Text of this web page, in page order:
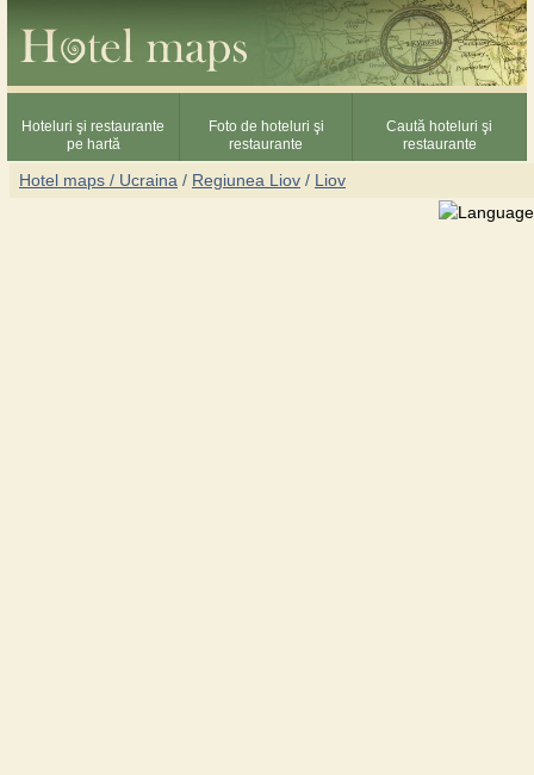
Hoteluri şi restaurante
pe hartă
Foto de hoteluri şi
restaurante
Caută hoteluri şi
restaurante
Hotel maps / Ucraina / Regiunea Liov / Liov